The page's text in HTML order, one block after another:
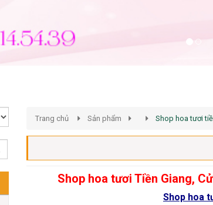
Trang chủ Sản phẩm Shop hoa tươi
Shop hoa tươi Tiền Giang,